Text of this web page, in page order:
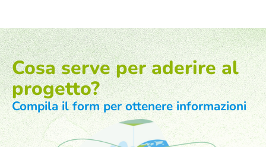
Cosa serve per aderire al
progetto?
Compila il form per ottenere informazioni